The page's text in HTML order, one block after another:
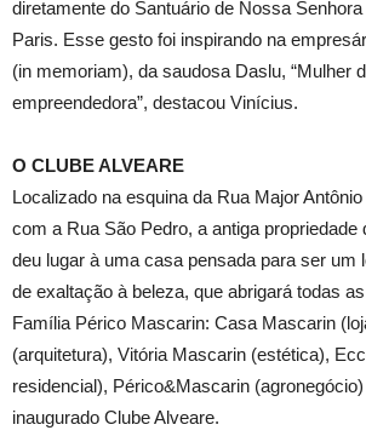
diretamente do Santuário de Nossa
Paris. Esse gesto foi inspirando na
(in memoriam), da saudosa Daslu, “Mulher
empreendedora”, destacou Vinícius.
O CLUBE ALVEARE
Localizado na esquina da Rua Major
com a Rua São Pedro, a antiga propriedade
deu lugar à uma casa pensada para ser um
de exaltação à beleza, que abrigará todas
Família Périco Mascarin: Casa Mascarin
(arquitetura), Vitória Mascarin (estética),
residencial), Périco&Mascarin
inaugurado Clube Alveare.